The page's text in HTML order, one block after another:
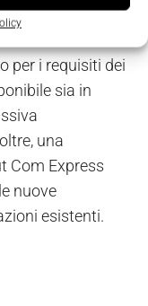
è basato sulla
per i requisiti dei
sia in
una
Com Express
nuove
esistenti.